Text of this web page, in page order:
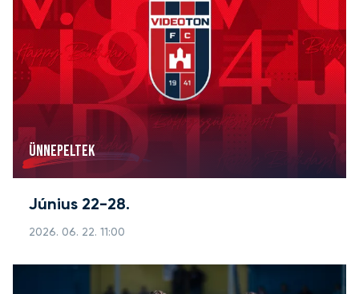
ÜNNEPELTEK
Június 22-28.
2026. 06. 22. 11:00